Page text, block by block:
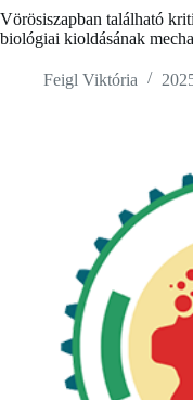
Vörösiszapban található
biológiai kioldásának
Feigl Viktória